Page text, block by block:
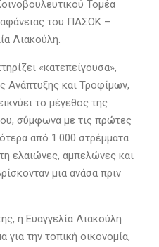
Τομέα
του ΠΑΣΟΚ –
Λιακούλη.
«κατεπείγουσα»,
Ανάπτυξης και Τροφίμων,
το μέγεθος της
σύμφωνα με τις πρώτες
από 1.000 στρέμματα
ελαιώνες, αμπελώνες και
μια ανάσα πριν
η Ευαγγελία Λιακούλη
για την τοπική οικονομία,